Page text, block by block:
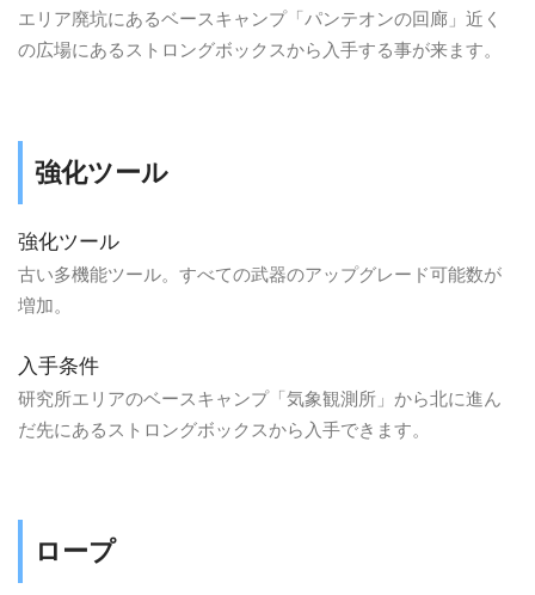
エリア廃坑にあるベースキャンプ「パンテオンの回廊」近く
の広場にあるストロングボックスから入手する事が来ます。
強化ツール
強化ツール
古い多機能ツール。すべての武器のアップグレード可能数が
増加。
入手条件
研究所エリアのベースキャンプ「気象観測所」から北に進ん
だ先にあるストロングボックスから入手できます。
ロープ